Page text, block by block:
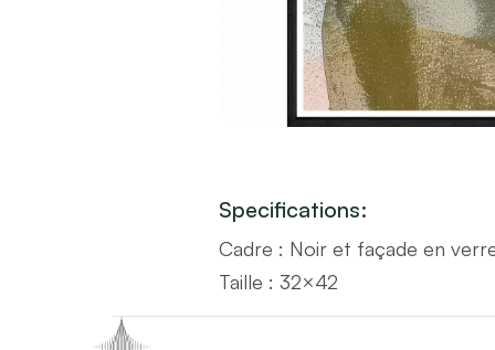
Specifications:
Cadre : Noir et façade en
Taille : 32×42